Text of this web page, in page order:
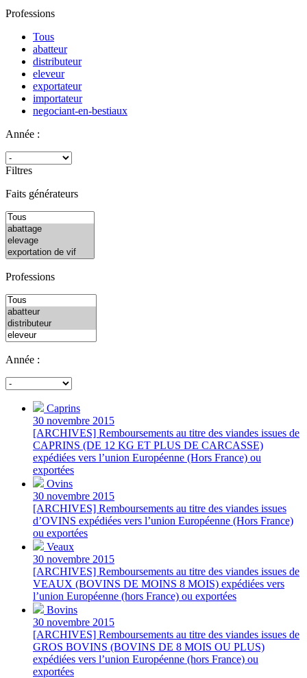
Professions
Tous
abatteur
distributeur
eleveur
exportateur
importateur
negociant-en-bestiaux
Année :
Filtres
Faits générateurs
Professions
Année :
Caprins
30 novembre 2015
[ARCHIVES] Remboursements au titre des viandes issues de
CAPRINS (DE 12 KG ET PLUS DE CARCASSE)
expédiées vers l’union Européenne (Hors France) ou
exportées
Ovins
30 novembre 2015
[ARCHIVES] Remboursements au titre des viandes issues
d’OVINS expédiées vers l’union Européenne (Hors France)
ou exportées
Veaux
30 novembre 2015
[ARCHIVES] Remboursements au titre des viandes issues de
VEAUX (BOVINS DE MOINS 8 MOIS) expédiées vers
l’union Européenne (hors France) ou exportées
Bovins
30 novembre 2015
[ARCHIVES] Remboursements au titre des viandes issues de
GROS BOVINS (BOVINS DE 8 MOIS OU PLUS)
expédiées vers l’union Européenne (hors France) ou
exportées